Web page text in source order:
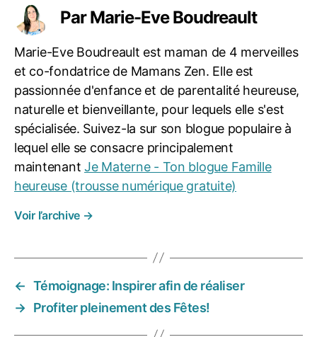
a
m
e
Par Marie-Eve Boudreault
Marie-Eve Boudreault est maman de 4 merveilles
et co-fondatrice de Mamans Zen. Elle est
passionnée d'enfance et de parentalité heureuse,
naturelle et bienveillante, pour lequels elle s'est
spécialisée. Suivez-la sur son blogue populaire à
lequel elle se consacre principalement
maintenantJe Materne - Ton blogue Famille
heureuse (trousse numérique gratuite)
Voir l’archive →
← Témoignage: Inspirer afin de réaliser
→ Profiter pleinement des Fêtes!